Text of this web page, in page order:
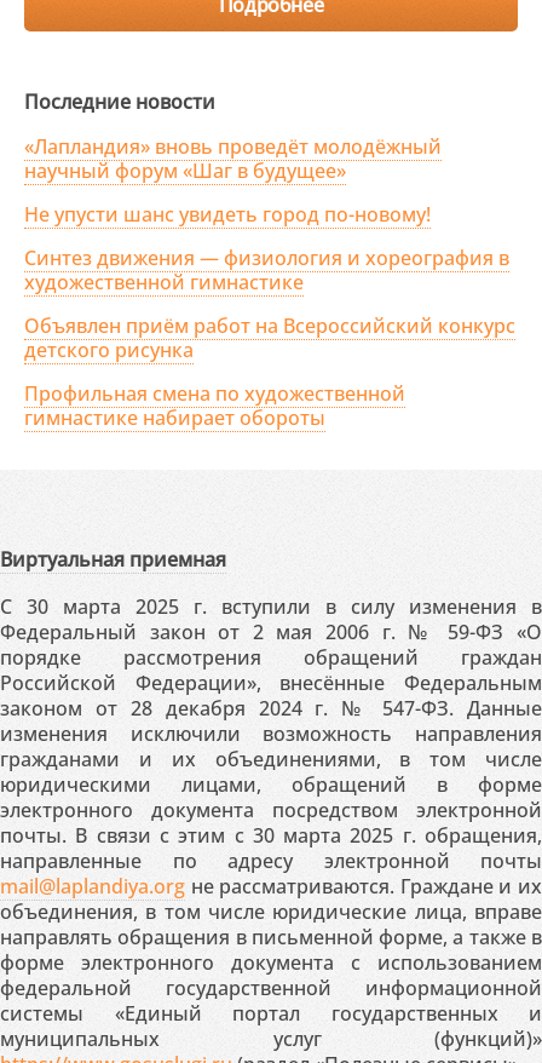
Последние новости
«Лапландия» вновь проведёт молодёжный
научный форум «Шаг в будущее»
Не упусти шанс увидеть город по-новому!
Синтез движения — физиология и хореография в
художественной гимнастике
Объявлен приём работ на Всероссийский конкурс
детского рисунка
Профильная смена по художественной
гимнастике набирает обороты
Виртуальная приемная
С 30 марта 2025 г. вступили в силу изменения в
Федеральный закон от 2 мая 2006 г. № 59-ФЗ «О
порядке рассмотрения обращений граждан
Российской Федерации», внесённые Федеральным
законом от 28 декабря 2024 г. № 547-ФЗ. Данные
изменения исключили возможность направления
гражданами и их объединениями, в том числе
юридическими лицами, обращений в форме
электронного документа посредством электронной
почты. В связи с этим с 30 марта 2025 г. обращения,
направленные по адресу электронной почты
mail@laplandiya.org не рассматриваются. Граждане и их
объединения, в том числе юридические лица, вправе
направлять обращения в письменной форме, а также в
форме электронного документа с использованием
федеральной государственной информационной
системы «Единый портал государственных и
муниципальных услуг (функций)»